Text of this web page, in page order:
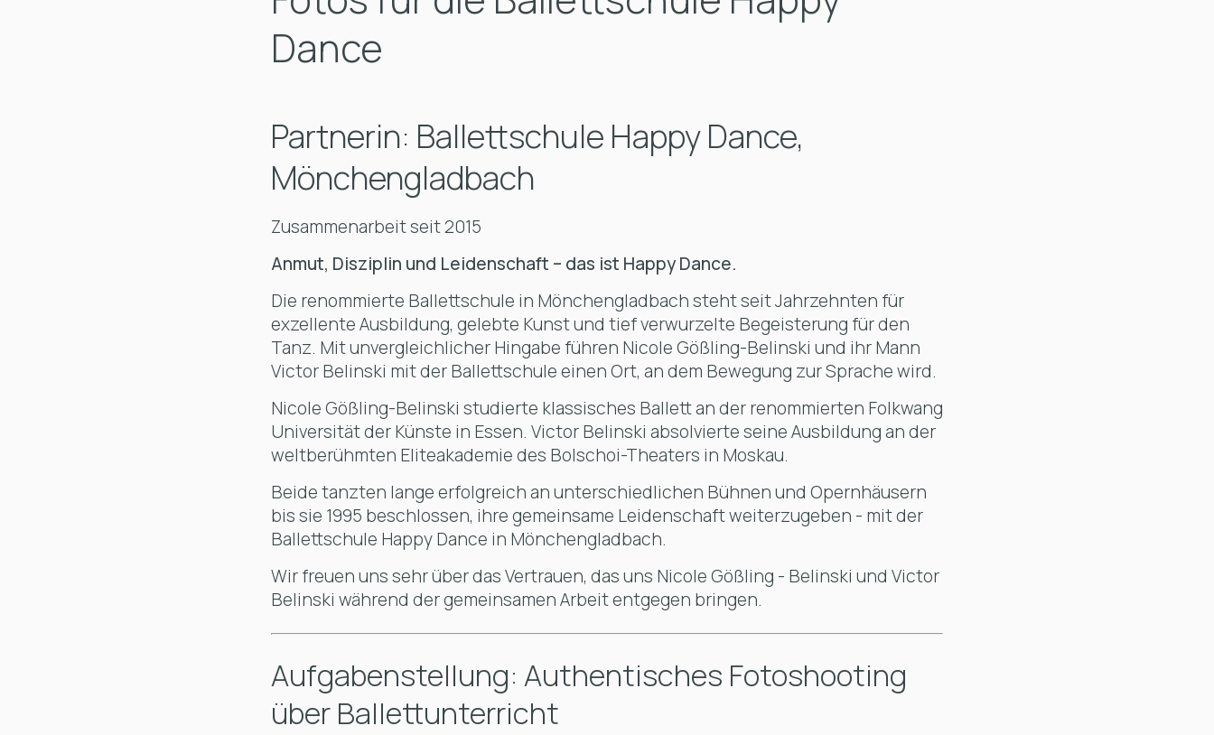
Dance
Partnerin: Ballettschule Happy Dance,
Mönchengladbach
Zusammenarbeit seit 2015
Anmut, Disziplin und Leidenschaft – das ist Happy Dance.
Die renommierte Ballettschule in Mönchengladbach steht seit Jahrzehnten für
exzellente Ausbildung, gelebte Kunst und tief verwurzelte Begeisterung für den
Tanz. Mit unvergleichlicher Hingabe führen Nicole Gößling-Belinski und ihr Mann
Victor Belinski mit der Ballettschule einen Ort, an dem Bewegung zur Sprache wird.
Nicole Gößling-Belinski studierte klassisches Ballett an der renommierten Folkwang
Universität der Künste in Essen. Victor Belinski absolvierte seine Ausbildung an der
weltberühmten Eliteakademie des Bolschoi-Theaters in Moskau.
Beide tanzten lange erfolgreich an unterschiedlichen Bühnen und Opernhäusern
bis sie 1995 beschlossen, ihre gemeinsame Leidenschaft weiterzugeben - mit der
Ballettschule Happy Dance in Mönchengladbach.
Wir freuen uns sehr über das Vertrauen, das uns Nicole Gößling - Belinski und Victor
Belinski während der gemeinsamen Arbeit entgegen bringen.
Aufgabenstellung: Authentisches Fotoshooting
über Ballettunterricht